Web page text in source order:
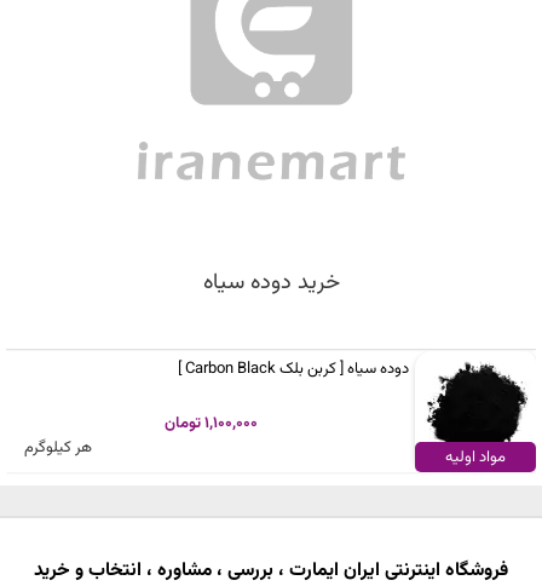
خرید دوده سیاه
مواد اولیه
دوده سیاه [ کربن بلک Carbon Black ]
1,100,000 تومان
هر کیلوگرم
فروشگاه اینترنتی ایران ایمارت ، بررسی ، مشاوره ، انتخاب و خرید